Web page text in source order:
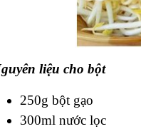
liệu cho bột
250g bột gạo
300ml nước lọc